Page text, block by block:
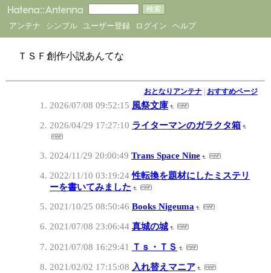
アンテナ シンプル ユーザー登録 ログイン ヘルプ
ＴＳＦ創作小説あんてな
おとなりアンテナ| おすすめページ
2026/07/08 09:52:15 風祭文庫
2026/04/29 17:27:10 ライターマンのガラクタ箱
2024/11/29 20:00:49 Trans Space Nine
2022/11/10 03:19:24 性転換を題材にしたミステリ
ーを書いてみました
2021/10/25 08:50:46 Books Nigeuma
2021/07/08 23:06:44 真城の城
2021/07/08 16:29:41 Ｔｓ・ＴＳ
2021/02/02 17:15:08 入れ替えマニア